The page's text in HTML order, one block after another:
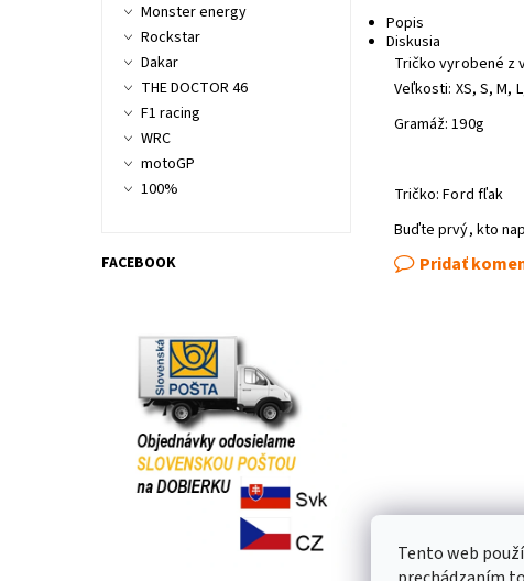
Popis
Diskusia
Tričko vyrobené z
Veľkosti: XS, S, M,
Gramáž: 190g
Tričko: Ford fľak
Buďte prvý, kto
Pridať
Monster energy
Rockstar
Dakar
THE DOCTOR 46
F1 racing
WRC
motoGP
100%
FACEBOOK
Tento web